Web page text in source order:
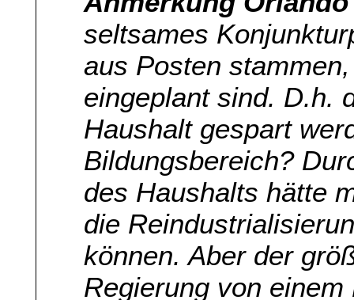
seltsames
aus Posten
eingeplant sind. D.h.
Haushalt gespart
Bildungsbereich?
des Haushalts hätte
die
können. Aber der
Regierung von